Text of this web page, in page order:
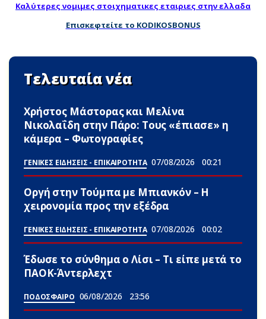
Καλύτερες νομιμες στοιχηματικες εταιριες στην ελλαδα
Επισκεφτείτε το KODIKOSBONUS
Τελευταία νέα
Χρήστος Μάστορας και Μελίνα
Νικολαΐδη στην Πάρο: Τους «έπιασε» η
κάμερα – Φωτογραφίες
ΓΕΝΙΚΕΣ ΕΙΔΗΣΕΙΣ - ΕΠΙΚΑΙΡΟΤΗΤΑ 07/08/2026 00:21
Οργή στην Τούμπα με Μπιανκόν – Η
χειρονομία προς την εξέδρα
ΓΕΝΙΚΕΣ ΕΙΔΗΣΕΙΣ - ΕΠΙΚΑΙΡΟΤΗΤΑ 07/08/2026 00:02
Έδωσε το σύνθημα ο Λίσι – Τι είπε μετά το
ΠΑΟΚ-Άντερλεχτ
ΠΟΔΟΣΦΑΙΡΟ 06/08/2026 23:56